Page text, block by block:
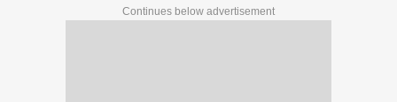
Continues below advertisement